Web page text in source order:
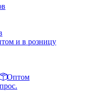
и в розницу
Оптом